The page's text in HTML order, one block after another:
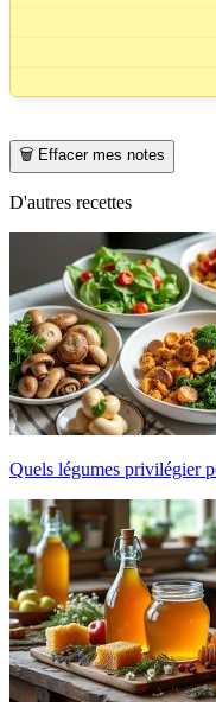
🗑️ Effacer mes notes
D'autres recettes
Quels légumes privilégier